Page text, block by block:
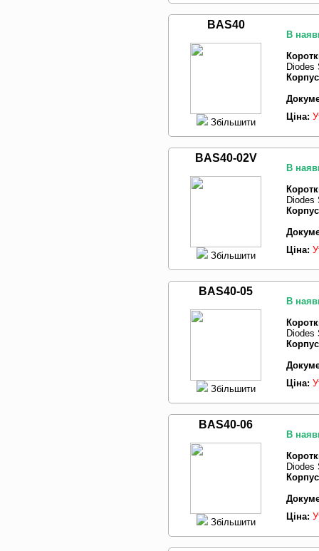
BAS40
Збільшити
В
Diodes
Ціна:
BAS40-02V
Збільшити
В
Diodes
Ціна:
BAS40-05
Збільшити
В
Diodes
Ціна:
BAS40-06
Збільшити
В
Diodes
Ціна: